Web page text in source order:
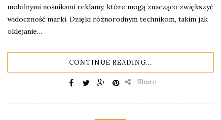
mobilnymi nośnikami reklamy, które mogą znacząco zwiększyć
widoczność marki. Dzięki różnorodnym technikom, takim jak
oklejanie…
CONTINUE READING...
Share